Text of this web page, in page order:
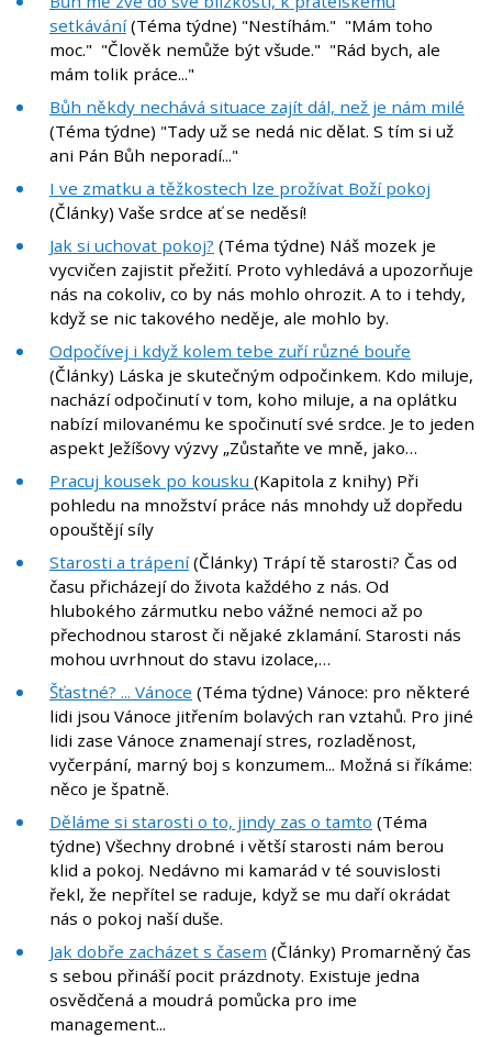
setkávání(Téma týdne) "Nestíhám." "Mám toho
moc." "Člověk nemůže být všude." "Rád bych, ale
mám tolik práce..."
Bůh někdy nechává situace zajít dál, než je nám milé
(Téma týdne) "Tady už se nedá nic dělat. S tím si už
ani Pán Bůh neporadí..."
I ve zmatku a těžkostech lze prožívat Boží pokoj
(Články) Vaše srdce ať se neděsí!
Jak si uchovat pokoj? (Téma týdne) Náš mozek je
vycvičen zajistit přežití. Proto vyhledává a upozorňuje
nás na cokoliv, co by nás mohlo ohrozit. A to i tehdy,
když se nic takového neděje, ale mohlo by.
Odpočívej i když kolem tebe zuří různé bouře
(Články) Láska je skutečným odpočinkem. Kdo miluje,
nachází odpočinutí v tom, koho miluje, a na oplátku
nabízí milovanému ke spočinutí své srdce. Je to jeden
aspekt Ježíšovy výzvy „Zůstaňte ve mně, jako…
Pracuj kousek po kousku (Kapitola z knihy) Při
pohledu na množství práce nás mnohdy už dopředu
opouštějí síly
Starosti a trápení(Články) Trápí tě starosti? Čas od
času přicházejí do života každého z nás. Od
hlubokého zármutku nebo vážné nemoci až po
přechodnou starost či nějaké zklamání. Starosti nás
mohou uvrhnout do stavu izolace,…
Šťastné? ... Vánoce (Téma týdne) Vánoce: pro některé
lidi jsou Vánoce jitřením bolavých ran vztahů. Pro jiné
lidi zase Vánoce znamenají stres, rozladěnost,
vyčerpání, marný boj s konzumem... Možná si říkáme:
něco je špatně.
Děláme si starosti o to, jindy zas o tamto (Téma
týdne) Všechny drobné i větší starosti nám berou
klid a pokoj. Nedávno mi kamarád v té souvislosti
řekl, že nepřítel se raduje, když se mu daří okrádat
nás o pokoj naší duše.
Jak dobře zacházet s časem (Články) Promarněný čas
s sebou přináší pocit prázdnoty. Existuje jedna
osvědčená a moudrá pomůcka pro ime
management...